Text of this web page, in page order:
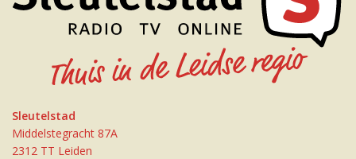
Sleutelstad
Middelstegracht 87A
2312 TT Leiden